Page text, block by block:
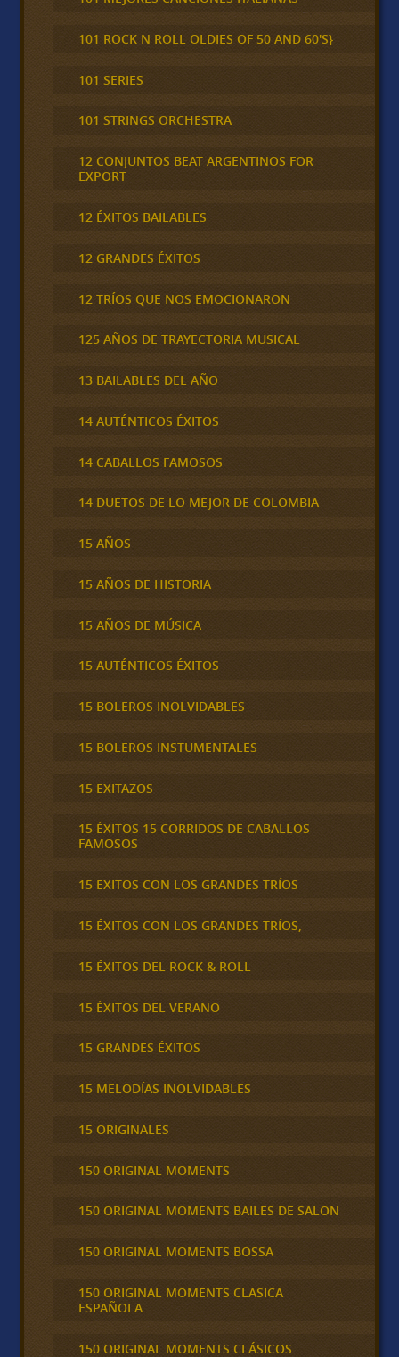
101 ROCK N ROLL OLDIES OF 50 AND 60'S}
101 SERIES
101 STRINGS ORCHESTRA
12 CONJUNTOS BEAT ARGENTINOS FOR
EXPORT
12 ÉXITOS BAILABLES
12 GRANDES ÉXITOS
12 TRÍOS QUE NOS EMOCIONARON
125 AÑOS DE TRAYECTORIA MUSICAL
13 BAILABLES DEL AÑO
14 AUTÉNTICOS ÉXITOS
14 CABALLOS FAMOSOS
14 DUETOS DE LO MEJOR DE COLOMBIA
15 AÑOS
15 AÑOS DE HISTORIA
15 AÑOS DE MÚSICA
15 AUTÉNTICOS ÉXITOS
15 BOLEROS INOLVIDABLES
15 BOLEROS INSTUMENTALES
15 EXITAZOS
15 ÉXITOS 15 CORRIDOS DE CABALLOS
FAMOSOS
15 EXITOS CON LOS GRANDES TRÍOS
15 ÉXITOS CON LOS GRANDES TRÍOS,
15 ÉXITOS DEL ROCK & ROLL
15 ÉXITOS DEL VERANO
15 GRANDES ÉXITOS
15 MELODÍAS INOLVIDABLES
15 ORIGINALES
150 ORIGINAL MOMENTS
150 ORIGINAL MOMENTS BAILES DE SALON
150 ORIGINAL MOMENTS BOSSA
150 ORIGINAL MOMENTS CLASICA
ESPAÑOLA
150 ORIGINAL MOMENTS CLÁSICOS